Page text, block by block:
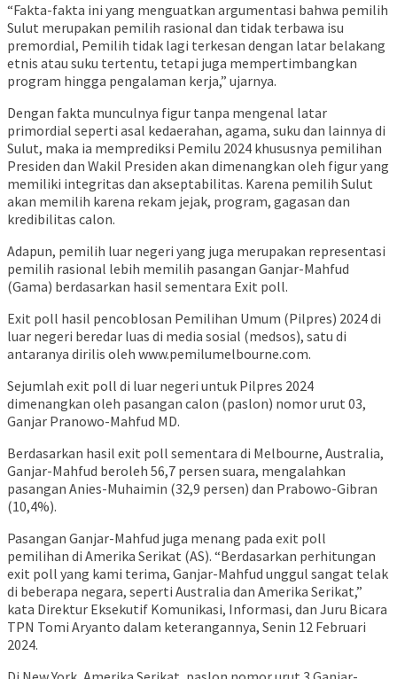
“Fakta-fakta ini yang menguatkan argumentasi bahwa pemilih
Sulut merupakan pemilih rasional dan tidak terbawa isu
premordial, Pemilih tidak lagi terkesan dengan latar belakang
etnis atau suku tertentu, tetapi juga mempertimbangkan
program hingga pengalaman kerja,” ujarnya.
Dengan fakta munculnya figur tanpa mengenal latar
primordial seperti asal kedaerahan, agama, suku dan lainnya di
Sulut, maka ia memprediksi Pemilu 2024 khususnya pemilihan
Presiden dan Wakil Presiden akan dimenangkan oleh figur yang
memiliki integritas dan akseptabilitas. Karena pemilih Sulut
akan memilih karena rekam jejak, program, gagasan dan
kredibilitas calon.
Adapun, pemilih luar negeri yang juga merupakan representasi
pemilih rasional lebih memilih pasangan Ganjar-Mahfud
(Gama) berdasarkan hasil sementara Exit poll.
Exit poll hasil pencoblosan Pemilihan Umum (Pilpres) 2024 di
luar negeri beredar luas di media sosial (medsos), satu di
antaranya dirilis oleh www.pemilumelbourne.com.
Sejumlah exit poll di luar negeri untuk Pilpres 2024
dimenangkan oleh pasangan calon (paslon) nomor urut 03,
Ganjar Pranowo-Mahfud MD.
Berdasarkan hasil exit poll sementara di Melbourne, Australia,
Ganjar-Mahfud beroleh 56,7 persen suara, mengalahkan
pasangan Anies-Muhaimin (32,9 persen) dan Prabowo-Gibran
(10,4%).
Pasangan Ganjar-Mahfud juga menang pada exit poll
pemilihan di Amerika Serikat (AS). “Berdasarkan perhitungan
exit poll yang kami terima, Ganjar-Mahfud unggul sangat telak
di beberapa negara, seperti Australia dan Amerika Serikat,”
kata Direktur Eksekutif Komunikasi, Informasi, dan Juru Bicara
TPN Tomi Aryanto dalam keterangannya, Senin 12 Februari
2024.